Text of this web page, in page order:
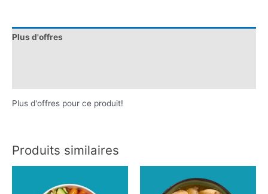
Plus d'offres
Plus d'offres pour ce produit!
Produits similaires